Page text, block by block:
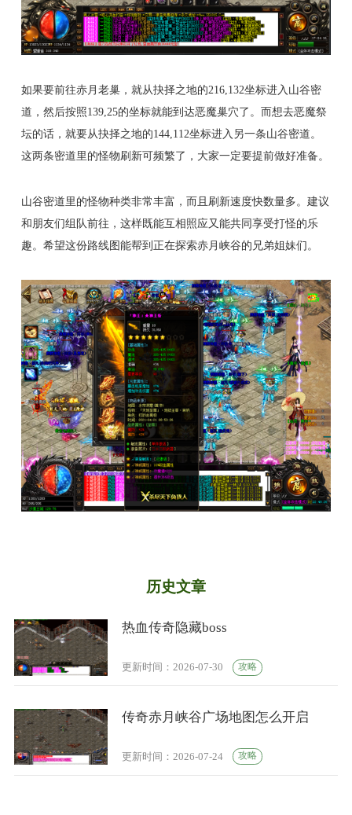
如果要前往赤月老巢，就从抉择之地的216,132坐标进入山谷密
道，然后按照139,25的坐标就能到达恶魔巢穴了。而想去恶魔祭
坛的话，就要从抉择之地的144,112坐标进入另一条山谷密道。
这两条密道里的怪物刷新可频繁了，大家一定要提前做好准备。
山谷密道里的怪物种类非常丰富，而且刷新速度快数量多。建议
和朋友们组队前往，这样既能互相照应又能共同享受打怪的乐
趣。希望这份路线图能帮到正在探索赤月峡谷的兄弟姐妹们。
历史文章
热血传奇隐藏boss
更新时间：2026-07-30 攻略
传奇赤月峡谷广场地图怎么开启
更新时间：2026-07-24 攻略